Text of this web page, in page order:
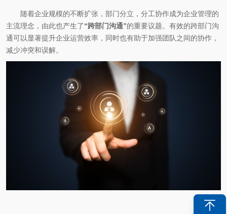
随着企业规模的不断扩张，部门分立，分工协作成为企业管理的
主流理念，由此也产生了“跨部门沟通”的重要议题。有效的跨部门沟
通可以显著提升企业运营效率，同时也有助于加强团队之间的协作，
减少冲突和误解。